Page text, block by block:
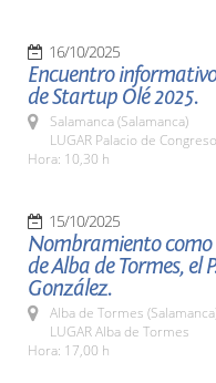
16/10/2025
Encuentro
de Startup Olé 2025.
Salamanca (Salamanca)
LUGAR Palacio de
Hora: 10,30 h
15/10/2025
Nombramiento
de Alba de Tormes, el
González.
Alba de Tormes
LUGAR Alba de Tormes
Hora: 17,00 h